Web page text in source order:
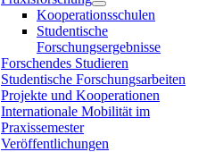
Kooperationsschulen
Studentische
Forschungsergebnisse
Forschendes Studieren
Studentische Forschungsarbeiten
Projekte und Kooperationen
Internationale Mobilität im
Praxissemester
Veröffentlichungen